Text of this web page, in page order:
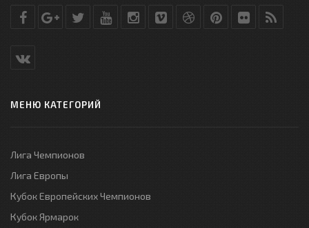
МЕНЮ КАТЕГОРИЙ
Лига Чемпионов
Лига Европы
Кубок Европейских Чемпионов
Кубок Ярмарок